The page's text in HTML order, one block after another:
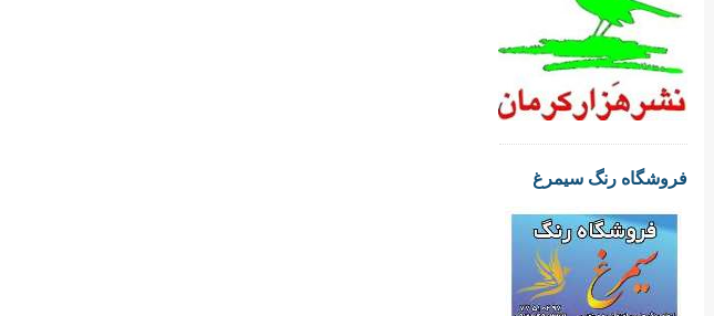
فروشگاه رنگ سیمرغ